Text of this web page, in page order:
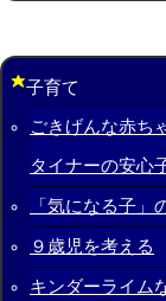
子育て
ごきげんな赤ち
タイナーの安心
「気になる子」
９歳児を考える
キンダーライム